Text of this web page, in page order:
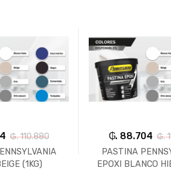
₲. 110.880
(1KG)
₲. 88.704 ₲.
PASTINA
EPOXI BLANCO